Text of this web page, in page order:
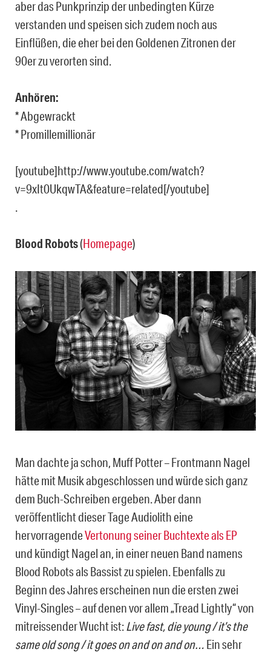
aber das Punkprinzip der unbedingten Kürze
verstanden und speisen sich zudem noch aus
Einflüßen, die eher bei den Goldenen Zitronen der
90er zu verorten sind.
Anhören:
* Abgewrackt
* Promillemillionär
[youtube]http://www.youtube.com/watch?
v=9xIt0UkqwTA&feature=related[/youtube]
.
Blood Robots(Homepage)
Man dachte ja schon, Muff Potter – Frontmann Nagel
hätte mit Musik abgeschlossen und würde sich ganz
dem Buch-Schreiben ergeben. Aber dann
veröffentlicht dieser Tage Audiolith eine
hervorragendeVertonung seiner Buchtexte als EP
und kündigt Nagel an, in einer neuen Band namens
Blood Robots als Bassist zu spielen. Ebenfalls zu
Beginn des Jahres erscheinen nun die ersten zwei
Vinyl-Singles – auf denen vor allem „Tread Lightly“ von
mitreissender Wucht ist:Live fast, die young / it’s the
same old song / it goes on and on and on… Ein sehr